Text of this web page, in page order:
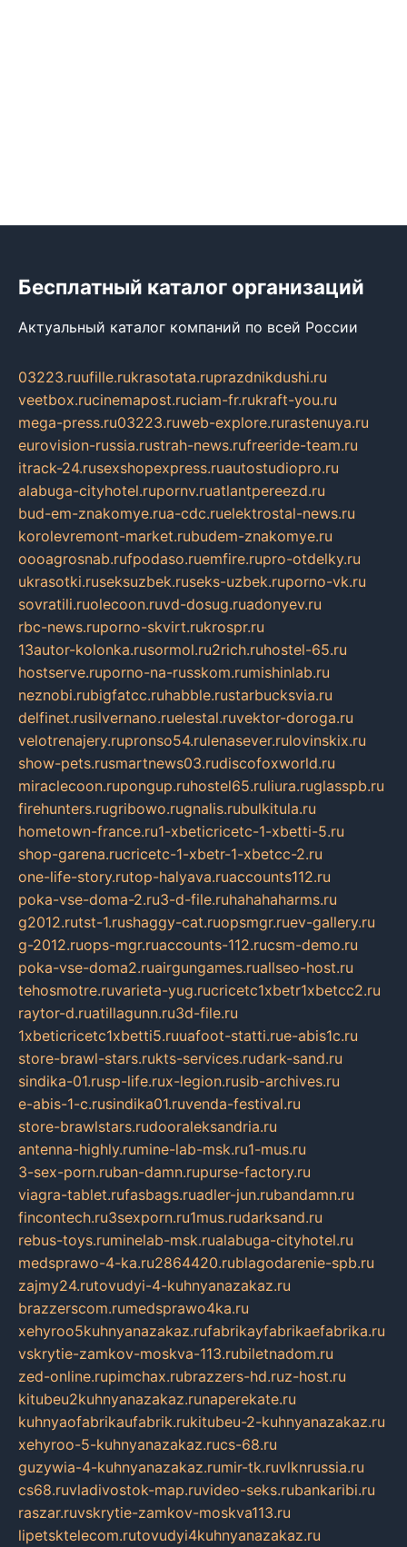
Бесплатный каталог организаций
Актуальный каталог компаний по всей России
03223.ruufille.rukrasotata.ruprazdnikdushi.ru
veetbox.rucinemapost.ruciam-fr.rukraft-you.ru
mega-press.ru03223.ruweb-explore.rurastenuya.ru
eurovision-russia.rustrah-news.rufreeride-team.ru
itrack-24.rusexshopexpress.ruautostudiopro.ru
alabuga-cityhotel.rupornv.ruatlantpereezd.ru
bud-em-znakomye.rua-cdc.ruelektrostal-news.ru
korolevremont-market.rubudem-znakomye.ru
oooagrosnab.rufpodaso.ruemfire.rupro-otdelky.ru
ukrasotki.ruseksuzbek.ruseks-uzbek.ruporno-vk.ru
sovratili.ruolecoon.ruvd-dosug.ruadonyev.ru
rbc-news.ruporno-skvirt.rukrospr.ru
13autor-kolonka.rusormol.ru2rich.ruhostel-65.ru
hostserve.ruporno-na-russkom.rumishinlab.ru
neznobi.rubigfatcc.ruhabble.rustarbucksvia.ru
delfinet.rusilvernano.ruelestal.ruvektor-doroga.ru
velotrenajery.rupronso54.rulenasever.rulovinskix.ru
show-pets.rusmartnews03.rudiscofoxworld.ru
miraclecoon.rupongup.ruhostel65.ruliura.ruglasspb.ru
firehunters.rugribowo.rugnalis.rubulkitula.ru
hometown-france.ru1-xbeticricetc-1-xbetti-5.ru
shop-garena.rucricetc-1-xbetr-1-xbetcc-2.ru
one-life-story.rutop-halyava.ruaccounts112.ru
poka-vse-doma-2.ru3-d-file.ruhahahaharms.ru
g2012.rutst-1.rushaggy-cat.ruopsmgr.ruev-gallery.ru
g-2012.ruops-mgr.ruaccounts-112.rucsm-demo.ru
poka-vse-doma2.ruairgungames.ruallseo-host.ru
tehosmotre.ruvarieta-yug.rucricetc1xbetr1xbetcc2.ru
raytor-d.ruatillagunn.ru3d-file.ru
1xbeticricetc1xbetti5.ruuafoot-statti.rue-abis1c.ru
store-brawl-stars.rukts-services.rudark-sand.ru
sindika-01.rusp-life.rux-legion.rusib-archives.ru
e-abis-1-c.rusindika01.ruvenda-festival.ru
store-brawlstars.rudooraleksandria.ru
antenna-highly.rumine-lab-msk.ru1-mus.ru
3-sex-porn.ruban-damn.rupurse-factory.ru
viagra-tablet.rufasbags.ruadler-jun.rubandamn.ru
fincontech.ru3sexporn.ru1mus.rudarksand.ru
rebus-toys.ruminelab-msk.rualabuga-cityhotel.ru
medsprawo-4-ka.ru2864420.rublagodarenie-spb.ru
zajmy24.rutovudyi-4-kuhnyanazakaz.ru
brazzerscom.rumedsprawo4ka.ru
xehyroo5kuhnyanazakaz.rufabrikayfabrikaefabrika.ru
vskrytie-zamkov-moskva-113.rubiletnadom.ru
zed-online.rupimchax.rubrazzers-hd.ruz-host.ru
kitubeu2kuhnyanazakaz.runaperekate.ru
kuhnyaofabrikaufabrik.rukitubeu-2-kuhnyanazakaz.ru
xehyroo-5-kuhnyanazakaz.rucs-68.ru
guzywia-4-kuhnyanazakaz.rumir-tk.ruvlknrussia.ru
cs68.ruvladivostok-map.ruvideo-seks.rubankaribi.ru
raszar.ruvskrytie-zamkov-moskva113.ru
lipetsktelecom.rutovudyi4kuhnyanazakaz.ru